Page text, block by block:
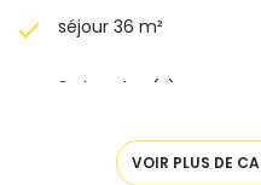
séjour 36 m²
3 chambre(s)
1 salle(s) de bain
VOIR PLUS DE